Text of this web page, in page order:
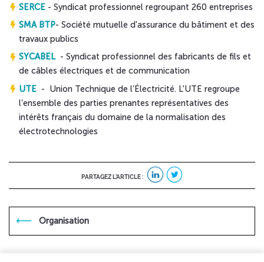
SERCE - Syndicat professionnel regroupant 260 entreprises
SMA BTP- Société mutuelle d'assurance du bâtiment et des
travaux publics
SYCABEL - Syndicat professionnel des fabricants de fils et
de câbles électriques et de communication
UTE - Union Technique de l’Électricité. L'UTE regroupe
l’ensemble des parties prenantes représentatives des
intérêts français du domaine de la normalisation des
électrotechnologies
PARTAGEZ L’ARTICLE :
Organisation